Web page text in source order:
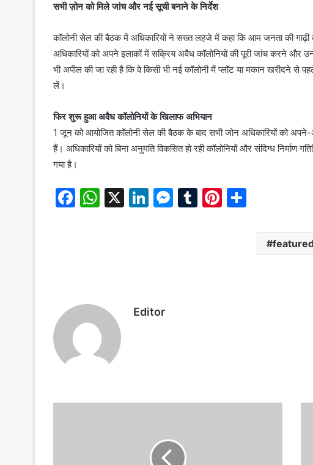
सभी ज़ोन को मिले जांच और नई सूची बनाने के निर्देश
कॉलोनी सेल की बैठक में अधिकारियों ने सख्त लहजे में कहा कि आम जनता की
अधिकारियों को अपने इलाकों में सक्रिय अवैध कॉलोनियों की पूरी जांच करने
भी अपील की जा रही है कि वे किसी भी नई कॉलोनी में प्लॉट या मकान खरीदने
लें।
फिर शुरू हुआ अवैध कॉलोनियों के खिलाफ अभियान
1 जून को आयोजित कॉलोनी सेल की बैठक के बाद सभी जोन अधिकारियों को अपने-
हैं। अधिकारियों को बिना अनुमति विकसित हो रही कॉलोनियों और संदिग्ध निर्माण
गया है।
F
k
W
p
X
Li M T
Pi
ar
e
Editor